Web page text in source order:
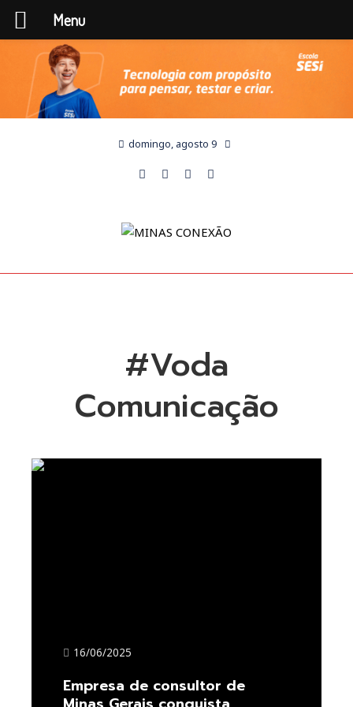
domingo, agosto 9
#Voda
Comunicação
16/06/2025
Empresa de consultor de
Menu